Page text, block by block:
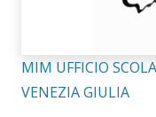
MIM UFFICIO
VENEZIA GIULIA